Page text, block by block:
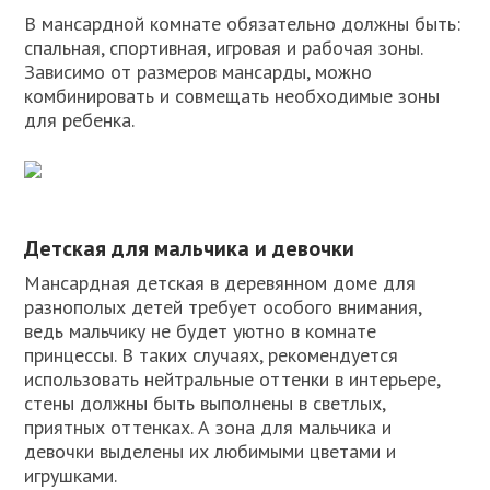
В мансардной комнате обязательно должны быть:
спальная, спортивная, игровая и рабочая зоны.
Зависимо от размеров мансарды, можно
комбинировать и совмещать необходимые зоны
для ребенка.
Детская для мальчика и девочки
Мансардная детская в деревянном доме для
разнополых детей требует особого внимания,
ведь мальчику не будет уютно в комнате
принцессы. В таких случаях, рекомендуется
использовать нейтральные оттенки в интерьере,
стены должны быть выполнены в светлых,
приятных оттенках. А зона для мальчика и
девочки выделены их любимыми цветами и
игрушками.